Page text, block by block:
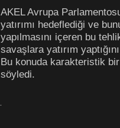
AKEL Avrupa
yatırımı hedeflediği ve
yapılmasını içeren bu
savaşlara yatırım
Bu konuda karakteristik bir
söyledi.